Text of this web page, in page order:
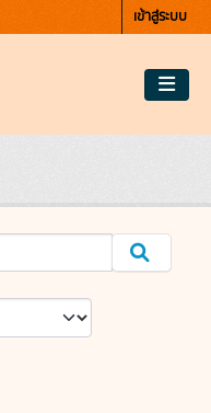
เข้าสู่ระบบ